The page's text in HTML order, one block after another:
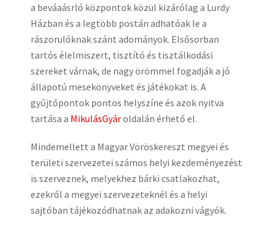
a beváaásrló központok közül kizárólag a Lurdy
Házban és a legtöbb postán adhatóak le a
rászorulóknak szánt adományok. Elsősorban
tartós élelmiszert, tisztító és tisztálkodási
szereket várnak, de nagy örömmel fogadják a jó
állapotú mesekönyveket és játékokat is. A
gyűjtőpontok pontos helyszíne és azok nyitva
tartása a MikulásGyároldalán érhető el.
Mindemellett a Magyar Vöröskereszt megyei és
területi szervezetei számos helyi kezdeményezést
is szerveznek, melyekhez bárki csatlakozhat,
ezekről a megyei szervezeteknél és a helyi
sajtóban tájékozódhatnak az adakozni vágyók.